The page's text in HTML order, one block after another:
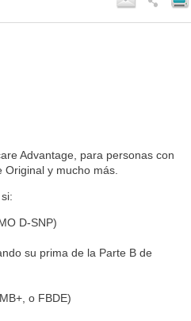
Advantage, para personas con
y mucho más.
D-SNP)
su prima de la Parte B de
o FBDE)